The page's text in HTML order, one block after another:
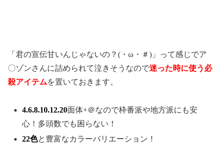
「君の宣伝甘いんじゃないの？(・ω・＃)」って感じでア
〇ゾンさんに詰められて泣きそうなので迷った時に使う必
殺アイテムを置いておきます。
4.6.8.10.12.20面体+＠なので枠番派や地方派にも安
心！多頭数でも困らない！
22色と豊富なカラーバリエーション！